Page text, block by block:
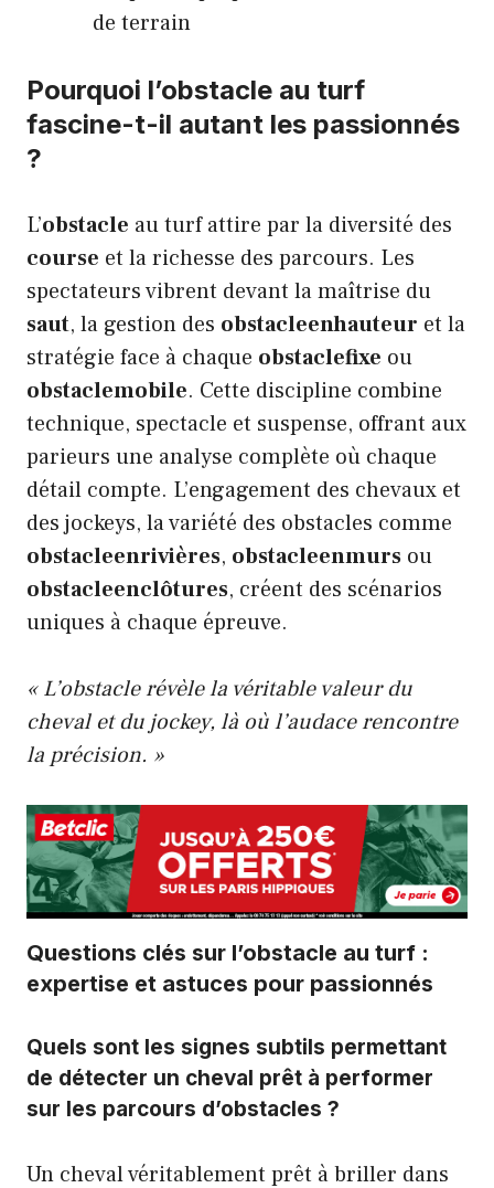
de terrain
Pourquoi l’obstacle au turf
fascine-t-il autant les passionnés
?
L’obstacle au turf attire par la diversité des
course et la richesse des parcours. Les
spectateurs vibrent devant la maîtrise du
saut, la gestion des obstacleenhauteur et la
stratégie face à chaque obstaclefixe ou
obstaclemobile. Cette discipline combine
technique, spectacle et suspense, offrant aux
parieurs une analyse complète où chaque
détail compte. L’engagement des chevaux et
des jockeys, la variété des obstacles comme
obstacleenrivières, obstacleenmurs ou
obstacleenclôtures, créent des scénarios
uniques à chaque épreuve.
« L’obstacle révèle la véritable valeur du
cheval et du jockey, là où l’audace rencontre
la précision. »
Questions clés sur l’obstacle au turf :
expertise et astuces pour passionnés
Quels sont les signes subtils permettant
de détecter un cheval prêt à performer
sur les parcours d’obstacles ?
Un cheval véritablement prêt à briller dans